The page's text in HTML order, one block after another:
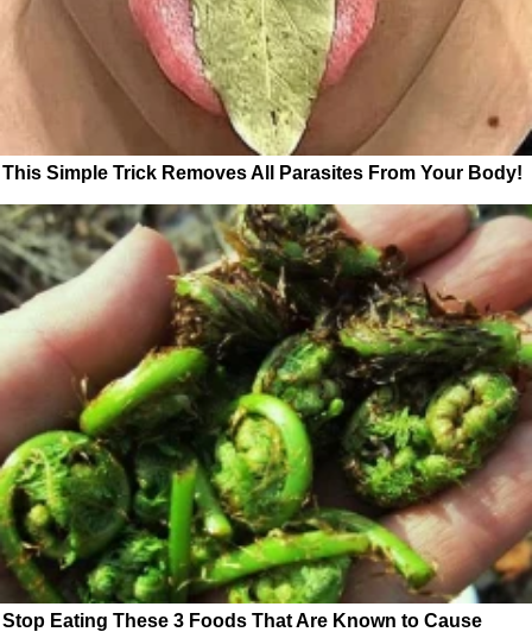
This Simple Trick Removes All Parasites From Your Body!
Stop Eating These 3 Foods That Are Known to Cause